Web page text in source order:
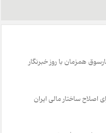
همزمان با روز خبرنگار
اصلاح ساختار مالی ایران